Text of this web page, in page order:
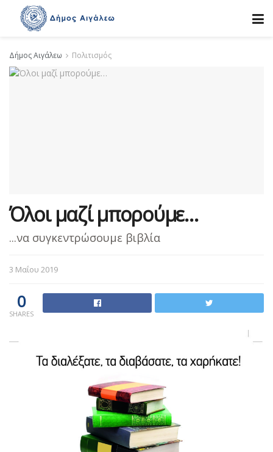
Δήμος Αιγάλεω Πολιτισμός
Όλοι μαζί μπορούμε…
...να συγκεντρώσουμε βιβλία
3 Μαΐου 2019
0
SHARES